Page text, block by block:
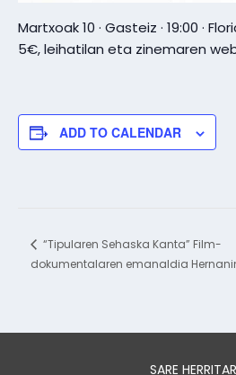
Martxoak 10 · Gasteiz · 19:00 ·
5€, leihatilan eta zinemaren
ADD TO CALENDAR
“Tipularen Sehaska Kanta” Film-
dokumentalaren emanaldia
SARE